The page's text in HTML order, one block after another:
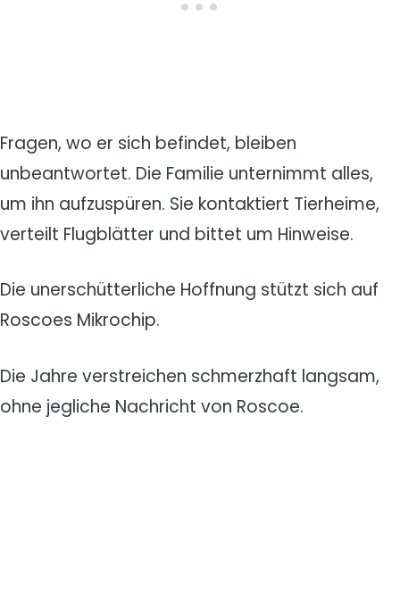
Fragen, wo er sich befindet, bleiben
unbeantwortet. Die Familie unternimmt alles,
um ihn aufzuspüren. Sie kontaktiert Tierheime,
verteilt Flugblätter und bittet um Hinweise.
Die unerschütterliche Hoffnung stützt sich auf
Roscoes Mikrochip.
Die Jahre verstreichen schmerzhaft langsam,
ohne jegliche Nachricht von Roscoe.